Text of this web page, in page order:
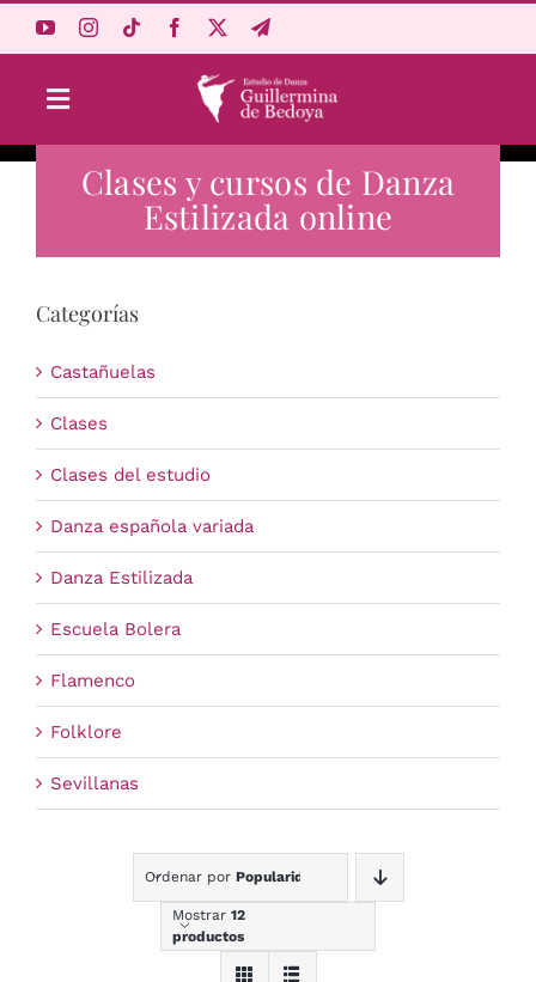
Toggle
Navigation
Aprende Online
Estudio
Carrito
Clases y cursos de Danza
Estilizada online
Categorías
Castañuelas
Clases
Clases del estudio
Danza española variada
Danza Estilizada
Escuela Bolera
Flamenco
Folklore
Sevillanas
Ordenar por Popularidad
Mostrar 12
productos